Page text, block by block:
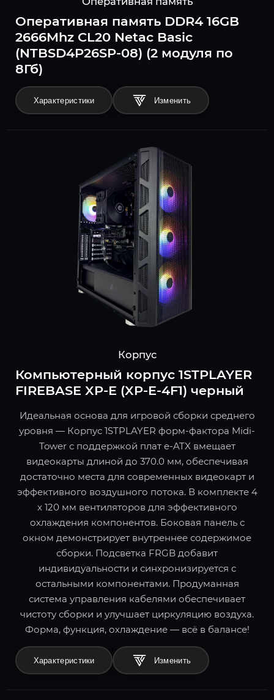
Оперативная память DDR4 16GB
2666Mhz CL20 Netac Basic
(NTBSD4P26SP-08) (2 модуля по
8Гб)
Характеристики
Корпус
Компьютерный корпус 1STPLAYER
FIREBASE XP-E (XP-E-4F1) черный
Идеальная основа для игровой сборки среднего
уровня — Корпус 1STPLAYER форм-фактора Midi-
Tower с поддержкой плат e-ATX вмещает
видеокарты длиной до 370.0 мм, обеспечивая
достаточно места для современных видеокарт и
эффективного воздушного потока. В комплекте 4
x 120 мм вентиляторов для эффективного
охлаждения компонентов. Боковая панель с
окном демонстрирует внутреннее содержимое
сборки. Подсветка FRGB добавит
индивидуальности и синхронизируется с
остальными компонентами. Продуманная
система управления кабелями обеспечивает
чистоту сборки и улучшает циркуляцию воздуха.
Форма, функция, охлаждение — всё в балансе!
Характеристики